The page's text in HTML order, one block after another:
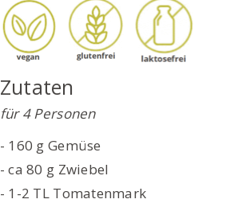
Zutaten
für 4 Personen
- 160 g Gemüse
- ca 80 g Zwiebel
- 1-2 TL Tomatenmark